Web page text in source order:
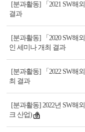
[분과활동] 「2021 SW해
결과
[분과활동] 「2020 SW해
인 세미나 개최 결과
[분과활동] 「2022 SW해
최 결과
[분과활동] 2022년 SW해
크 산업)